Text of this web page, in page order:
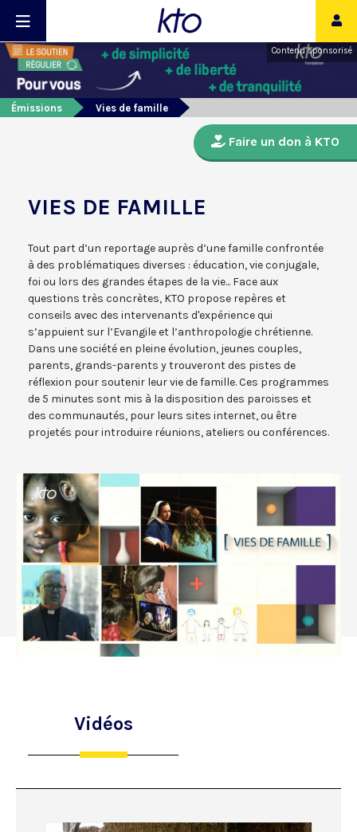
Contenu sponsorisé
Émissions Vies de famille
Faire un don à KTO
VIES DE FAMILLE
Tout part d’un reportage auprès d’une famille confrontée
à des problématiques diverses : éducation, vie conjugale,
foi ou lors des grandes étapes de la vie... Face aux
questions très concrètes, KTO propose repères et
conseils avec des intervenants d'expérience qui
s’appuient sur l’Evangile et l’anthropologie chrétienne.
Dans une société en pleine évolution, jeunes couples,
parents, grands-parents y trouveront des pistes de
réflexion pour soutenir leur vie de famille. Ces programmes
de 5 minutes sont mis à la disposition des paroisses et
des communautés, pour leurs sites internet, ou être
projetés pour introduire réunions, ateliers ou conférences.
Vidéos